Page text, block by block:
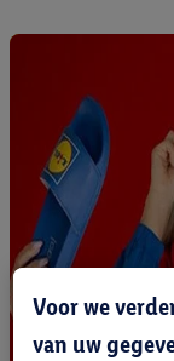
Voor we
van uw